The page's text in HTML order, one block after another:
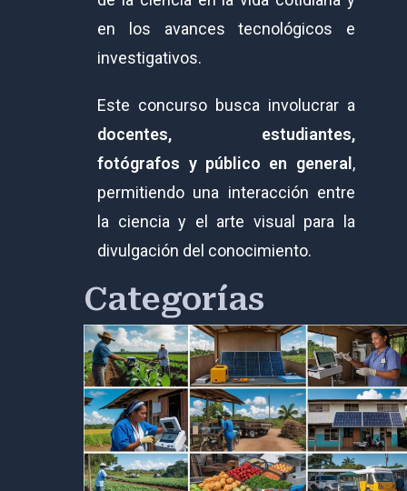
en los avances tecnológicos e
investigativos.
Este concurso busca involucrar a
docentes, estudiantes,
fotógrafos y público en general ,
permitiendo una interacción entre
la ciencia y el arte visual para la
divulgación del conocimiento.
Categorías